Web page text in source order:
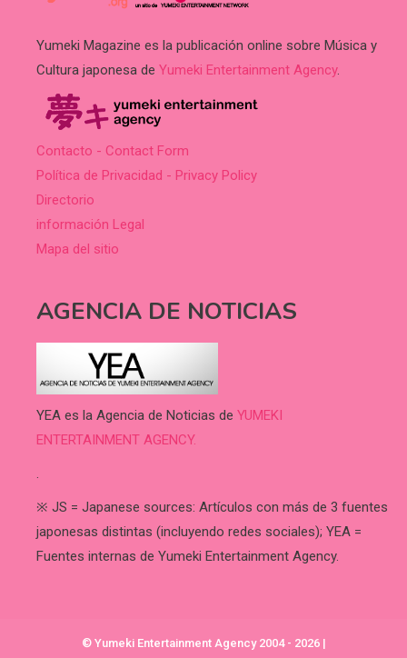
Yumeki Magazine es la publicación online sobre Música y
Cultura japonesa de Yumeki Entertainment Agency.
Contacto - Contact Form
Política de Privacidad - Privacy Policy
Directorio
información Legal
Mapa del sitio
AGENCIA DE NOTICIAS
YEA es la Agencia de Noticias de YUMEKI
ENTERTAINMENT AGENCY.
.
※ JS = Japanese sources: Artículos con más de 3 fuentes
japonesas distintas (incluyendo redes sociales); YEA =
Fuentes internas de Yumeki Entertainment Agency.
© Yumeki Entertainment Agency 2004 - 2026 |